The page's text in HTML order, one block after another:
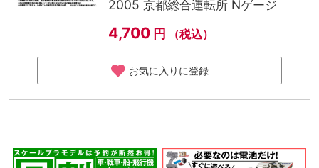
2005 京都総合運転所 Nゲージ
4,700 円 （税込）
お気に入りに登録